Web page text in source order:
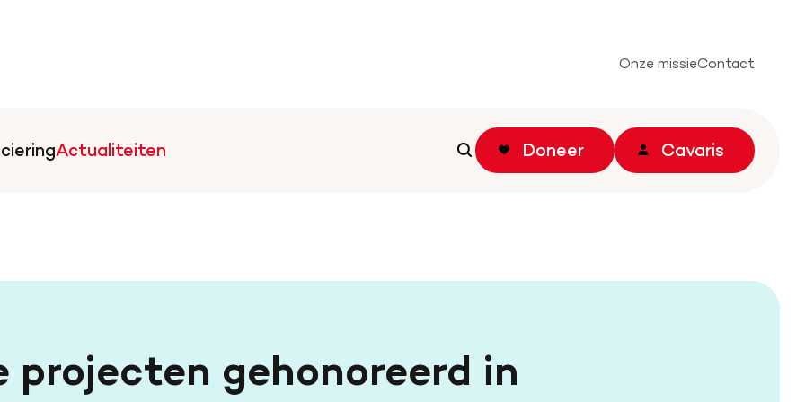
Onze missieContact
Actualiteiten
Zoeken
Doneer Cavaris
projecten gehonoreerd in